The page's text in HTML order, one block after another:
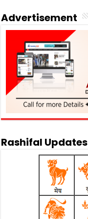
Advertisement
Rashifal Updates